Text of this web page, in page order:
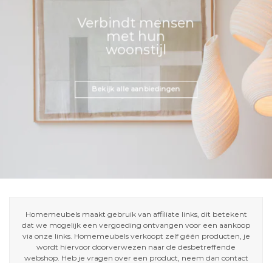
Verbindt mensen
met hun
woonstijl
Bekijk alle aanbiedingen
Homemeubels maakt gebruik van affiliate links, dit betekent
dat we mogelijk een vergoeding ontvangen voor een aankoop
via onze links. Homemeubels verkoopt zelf géén producten, je
wordt hiervoor doorverwezen naar de desbetreffende
webshop. Heb je vragen over een product, neem dan contact